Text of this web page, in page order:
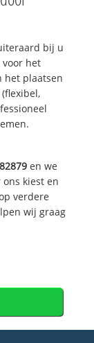
bij u
voor het
het plaatsen
en we
kiest en
verdere
wij graag